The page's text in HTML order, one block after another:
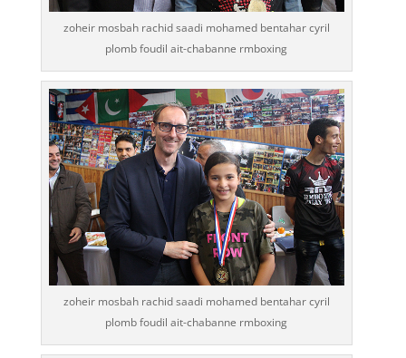
zoheir mosbah rachid saadi mohamed bentahar cyril
plomb foudil ait-chabanne rmboxing
zoheir mosbah rachid saadi mohamed bentahar cyril
plomb foudil ait-chabanne rmboxing